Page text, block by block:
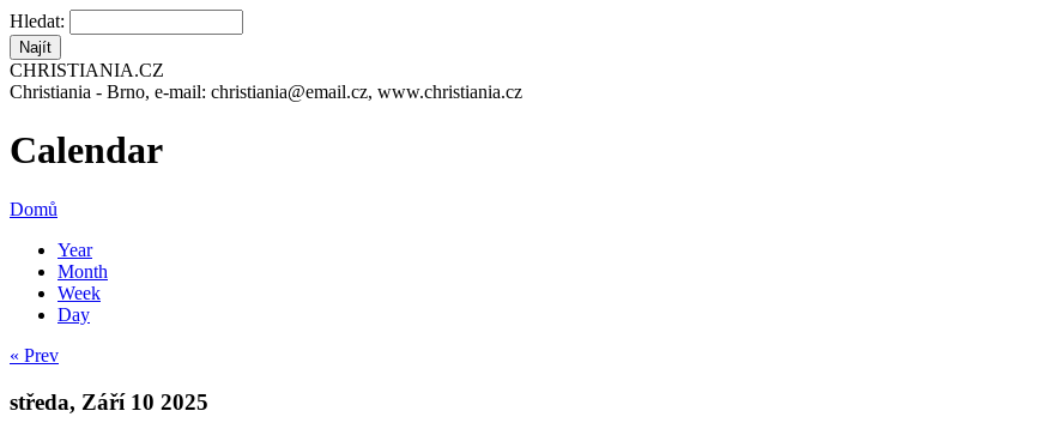
Hledat:
CHRISTIANIA.CZ
Christiania - Brno, e-mail: christiania@email.cz, www.christiania.cz
Calendar
Domů
Year
Month
Week
Day
« Prev
středa, Září 10 2025